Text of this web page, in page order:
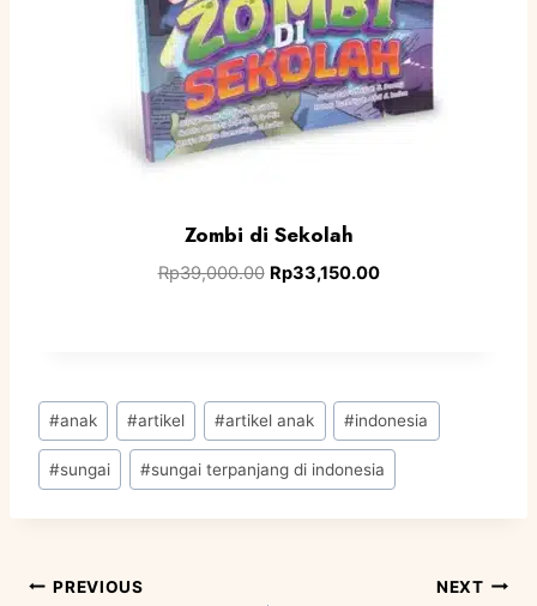
Zombi di Sekolah
Rp39,000.00 Rp33,150.00
#anak #artikel #artikel anak #indonesia
#sungai #sungai terpanjang di indonesia
PREVIOUS NEXT